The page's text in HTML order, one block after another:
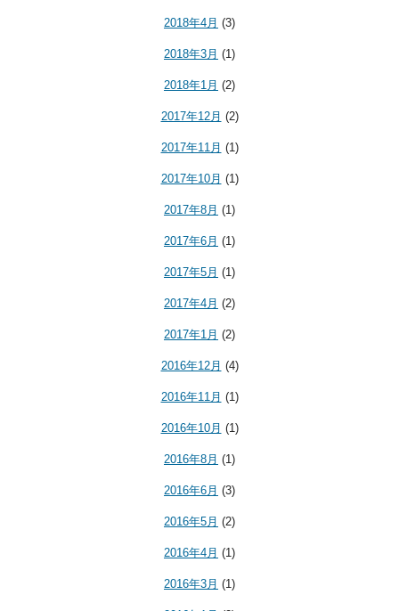
2018年4月 (3)
2018年3月 (1)
2018年1月 (2)
2017年12月 (2)
2017年11月 (1)
2017年10月 (1)
2017年8月 (1)
2017年6月 (1)
2017年5月 (1)
2017年4月 (2)
2017年1月 (2)
2016年12月 (4)
2016年11月 (1)
2016年10月 (1)
2016年8月 (1)
2016年6月 (3)
2016年5月 (2)
2016年4月 (1)
2016年3月 (1)